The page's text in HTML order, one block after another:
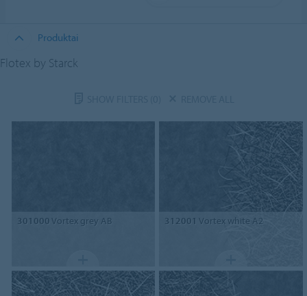
Produktai
Flotex by Starck
301000 Vortex grey AB 312001 Vortex white A2